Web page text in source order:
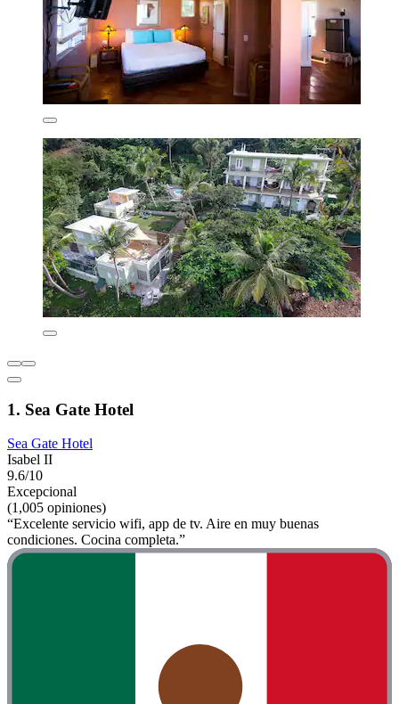
1. Sea Gate Hotel
Sea Gate Hotel
Isabel II
9.6/10
Excepcional
(1,005 opiniones)
“Excelente servicio wifi, app de tv. Aire en muy buenas
condiciones. Cocina completa.”